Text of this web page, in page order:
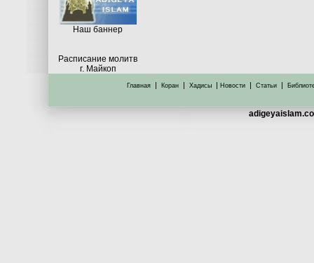
Hаш баннер
Расписание молитв
г. Майкоп
Главная | Коран | Хадисы | Новости | Статьи |